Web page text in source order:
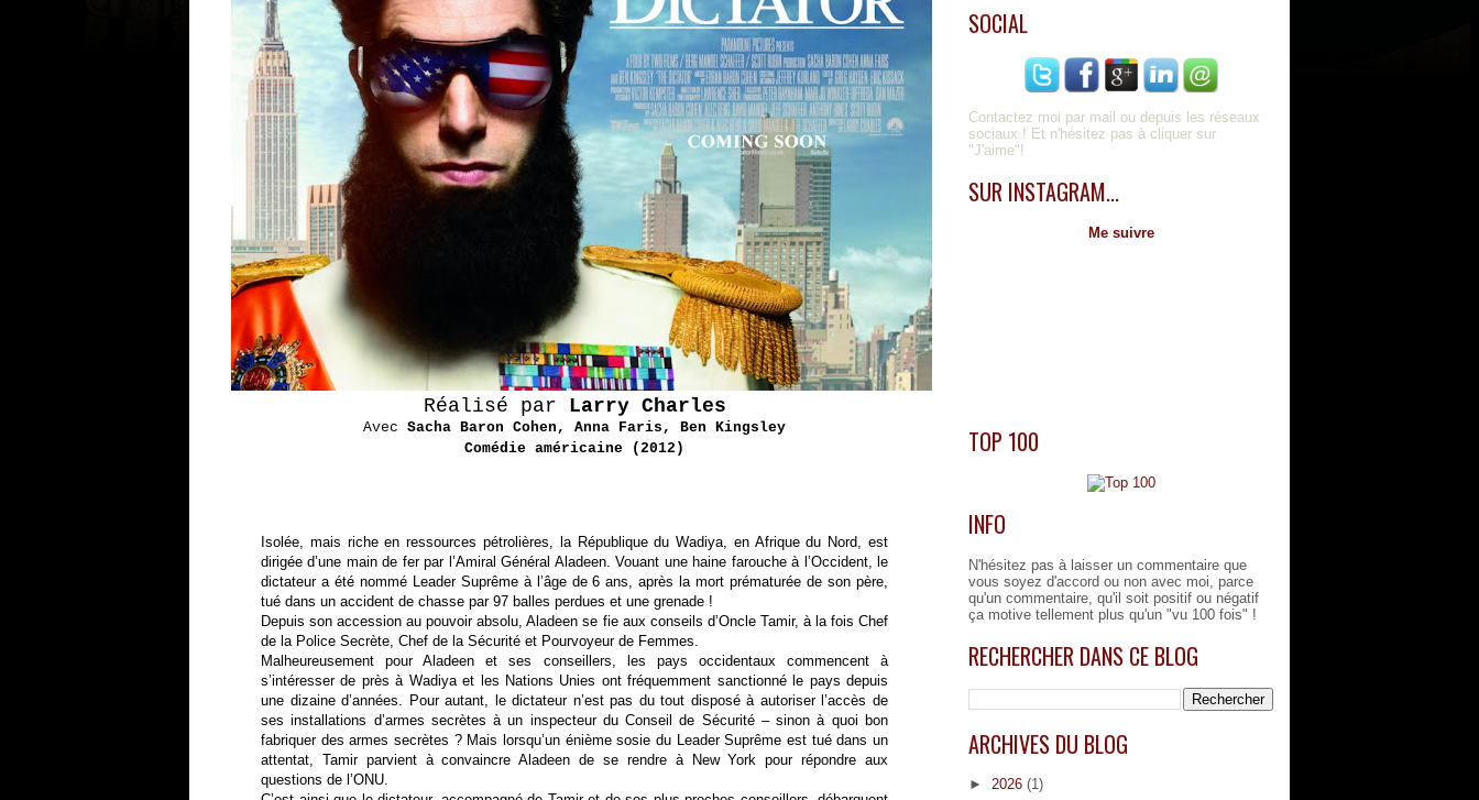
Réalisé par Larry Charles
Avec Sacha Baron Cohen, Anna Faris, Ben Kingsley
Comédie américaine (2012)
Isolée, mais riche en ressources pétrolières, la République du Wadiya, en Afrique du Nord, est
dirigée d’une main de fer par l’Amiral Général Aladeen. Vouant une haine farouche à l’Occident, le
dictateur a été nommé Leader Suprême à l’âge de 6 ans, après la mort prématurée de son père,
tué dans un accident de chasse par 97 balles perdues et une grenade !
Depuis son accession au pouvoir absolu, Aladeen se fie aux conseils d’Oncle Tamir, à la fois Chef
de la Police Secrète, Chef de la Sécurité et Pourvoyeur de Femmes.
Malheureusement pour Aladeen et ses conseillers, les pays occidentaux commencent à
s’intéresser de près à Wadiya et les Nations Unies ont fréquemment sanctionné le pays depuis
une dizaine d’années. Pour autant, le dictateur n’est pas du tout disposé à autoriser l’accès de
ses installations d’armes secrètes à un inspecteur du Conseil de Sécurité – sinon à quoi bon
fabriquer des armes secrètes ? Mais lorsqu’un énième sosie du Leader Suprême est tué dans un
attentat, Tamir parvient à convaincre Aladeen de se rendre à New York pour répondre aux
questions de l’ONU.
SOCIAL
Contactez moi par mail ou depuis les réseaux
sociaux ! Et n'hésitez pas à cliquer sur
"J'aime"!
SUR INSTAGRAM...
Me suivre
TOP 100
INFO
N'hésitez pas à laisser un commentaire que
vous soyez d'accord ou non avec moi, parce
qu'un commentaire, qu'il soit positif ou négatif
ça motive tellement plus qu'un "vu 100 fois" !
RECHERCHER DANS CE BLOG
ARCHIVES DU BLOG
► 2026 (1)